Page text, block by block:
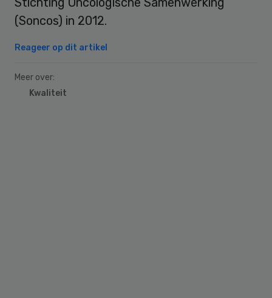
(Soncos) in 2012.
Reageer op dit artikel
Meer over:
Kwaliteit